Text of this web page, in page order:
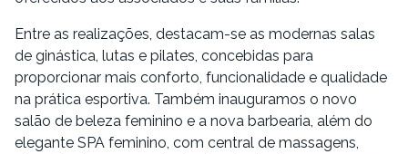
Entre as realizações, destacam-se as modernas salas
de ginástica, lutas e pilates, concebidas para
proporcionar mais conforto, funcionalidade e qualidade
na prática esportiva. Também inauguramos o novo
salão de beleza feminino e a nova barbearia, além do
elegante SPA feminino, com central de massagens,